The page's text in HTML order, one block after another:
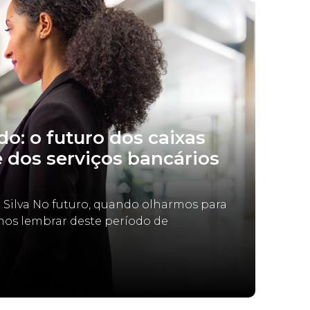
o futuro dos caixas
dos serviços bancários
No futuro, quando olharmos para
lembrar deste período de